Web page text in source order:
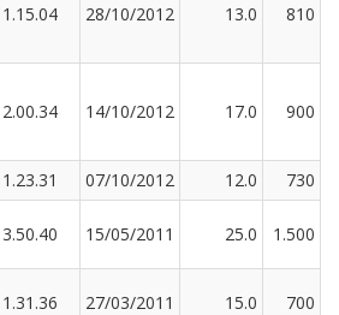
1.15.04 28/10/2012 13.0 810
2.00.34 14/10/2012 17.0 900
1.23.31 07/10/2012 12.0
730
3.50.40 15/05/2011 25.0 1.500
1.31.36 27/03/2011 15.0 700